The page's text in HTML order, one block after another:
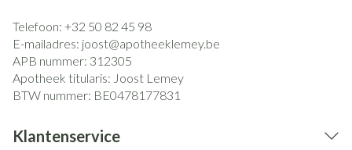
Telefoon: +32 50 82 45 98
E-mailadres: joost@apotheeklemey.be
APB nummer: 312305
Apotheek titularis: Joost Lemey
BTW nummer: BE0478177831
Klantenservice